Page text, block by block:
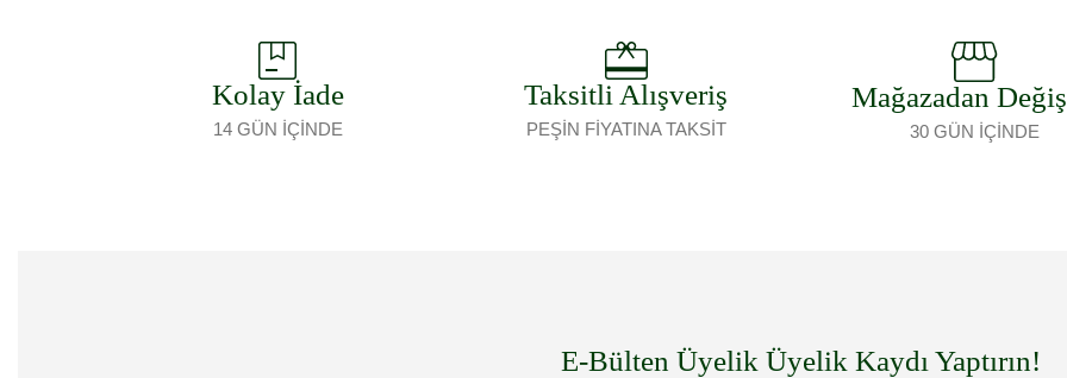
Kolay İade
14 GÜN İÇİNDE
Taksitli Alışveriş
PEŞİN FİYATINA TAKSİT
Mağazadan
30 GÜN İÇİNDE
E-Bülten Üyelik Üyelik Kaydı Yaptırın!